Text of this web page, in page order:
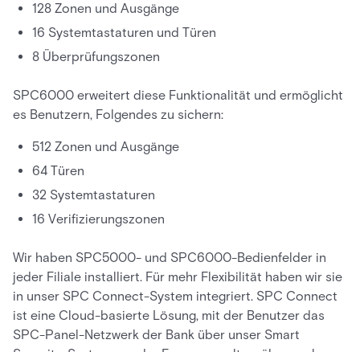
128 Zonen und Ausgänge
16 Systemtastaturen und Türen
8 Überprüfungszonen
SPC6000 erweitert diese Funktionalität und ermöglicht
es Benutzern, Folgendes zu sichern:
512 Zonen und Ausgänge
64 Türen
32 Systemtastaturen
16 Verifizierungszonen
Wir haben SPC5000- und SPC6000-Bedienfelder in
jeder Filiale installiert. Für mehr Flexibilität haben wir sie
in unser SPC Connect-System integriert. SPC Connect
ist eine Cloud-basierte Lösung, mit der Benutzer das
SPC-Panel-Netzwerk der Bank über unser Smart